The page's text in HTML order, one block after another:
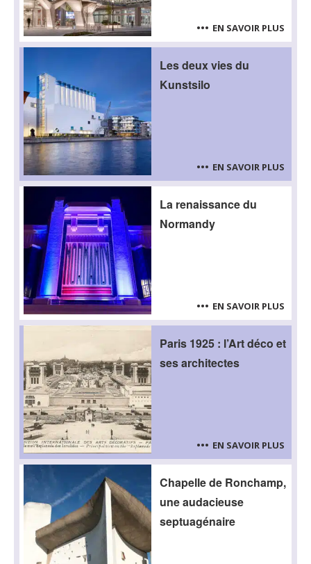
EN SAVOIR PLUS
Les deux vies du
Kunstsilo
EN SAVOIR PLUS
La renaissance du
Normandy
EN SAVOIR PLUS
Paris 1925 : l’Art déco et
ses architectes
EN SAVOIR PLUS
Chapelle de Ronchamp,
une audacieuse
septuagénaire